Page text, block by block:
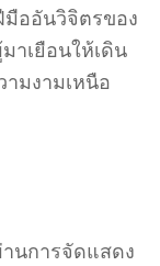
มืออันวิจิตรของ
าเยือนให้เดิน
ามงามเหนือ
นการจัดแสดง